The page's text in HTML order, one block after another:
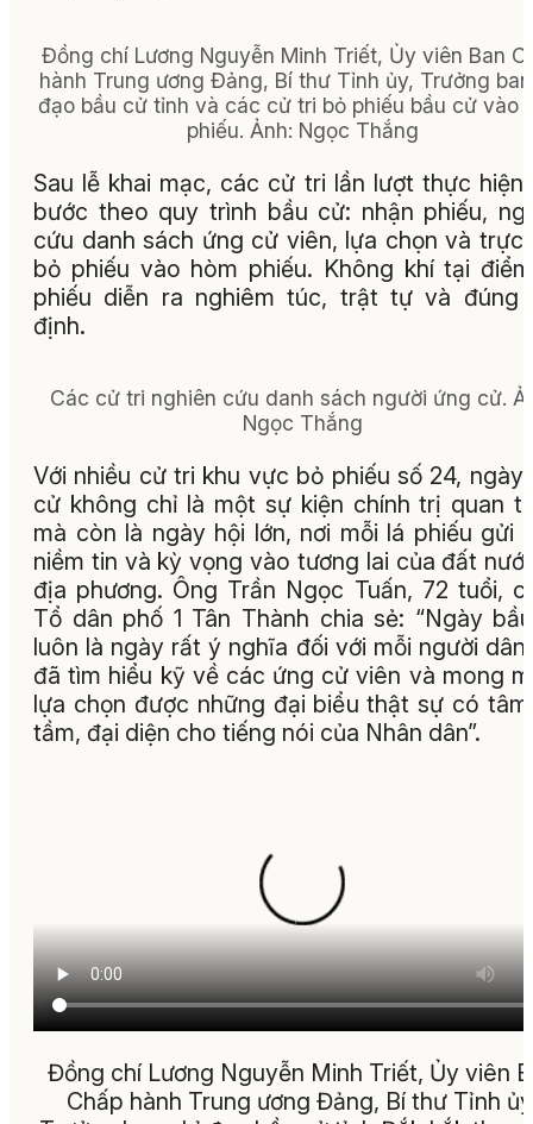
Đồng chí Lương Nguyễn Minh Triết, Ủy viên Ban
hành Trung ương Đảng, Bí thư Tỉnh ủy, Trưởng
đạo bầu cử tỉnh và các cử tri bỏ phiếu bầu cử vào
phiếu. Ảnh: Ngọc Thắng
Sau lễ khai mạc, các cử tri lần lượt thực hiện
bước theo quy trình bầu cử: nhận phiếu,
cứu danh sách ứng cử viên, lựa chọn và trực
bỏ phiếu vào hòm phiếu. Không khí tại
phiếu diễn ra nghiêm túc, trật tự và đúng
định.
Các cử tri nghiên cứu danh sách người ứng cử.
Ngọc Thắng
Với nhiều cử tri khu vực bỏ phiếu số 24, ngày
cử không chỉ là một sự kiện chính trị quan
mà còn là ngày hội lớn, nơi mỗi lá phiếu gửi
niềm tin và kỳ vọng vào tương lai của đất
địa phương. Ông Trần Ngọc Tuấn, 72 tuổi,
Tổ dân phố 1 Tân Thành chia sẻ: “Ngày
luôn là ngày rất ý nghĩa đối với mỗi người
đã tìm hiểu kỹ về các ứng cử viên và mong
lựa chọn được những đại biểu thật sự có
tầm, đại diện cho tiếng nói của Nhân dân”.
Đồng chí Lương Nguyễn Minh Triết, Ủy viên
Chấp hành Trung ương Đảng, Bí thư Tỉnh